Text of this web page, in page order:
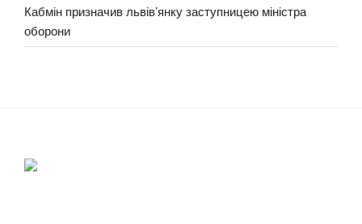
Кабмін призначив львів’янку заступницею міністра
оборони